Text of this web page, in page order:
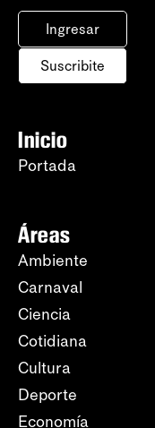
Ingresar
Suscribite
Inicio
Portada
Áreas
Ambiente
Carnaval
Ciencia
Cotidiana
Cultura
Deporte
Economía